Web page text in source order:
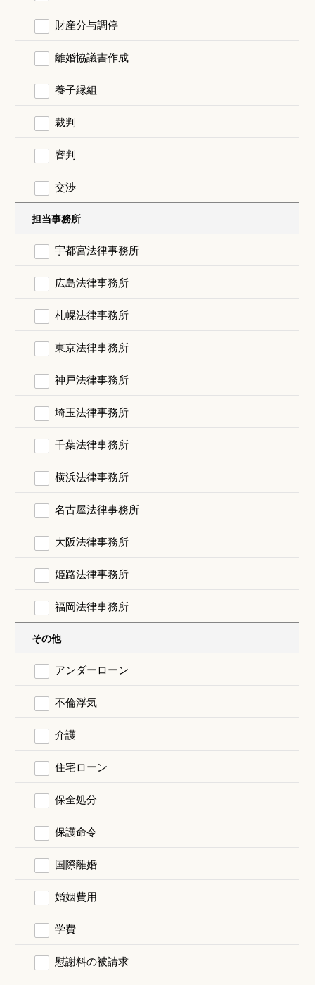
財産分与調停
離婚協議書作成
養子縁組
裁判
審判
交渉
担当事務所
宇都宮法律事務所
広島法律事務所
札幌法律事務所
東京法律事務所
神戸法律事務所
埼玉法律事務所
千葉法律事務所
横浜法律事務所
名古屋法律事務所
大阪法律事務所
姫路法律事務所
福岡法律事務所
その他
アンダーローン
不倫浮気
介護
住宅ローン
保全処分
保護命令
国際離婚
婚姻費用
学費
慰謝料の被請求